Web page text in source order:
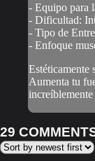
- Equipo para
- Dificultad:
- Tipo de
- Enfoque
Estéticamente
Aumenta tu
29